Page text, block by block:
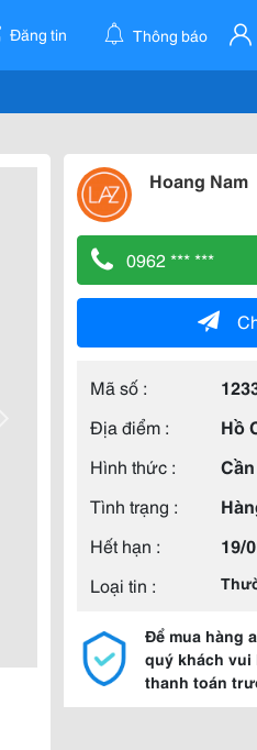
Đăng tin Thông báo
Hoang Nam
0962 *** ***
Mã số :
Địa điểm :
Hồ
Hình thức :
Tình trạng :
Hết hạn :
19/
Loại tin :
Để mua hàng
quý khách
thanh toán